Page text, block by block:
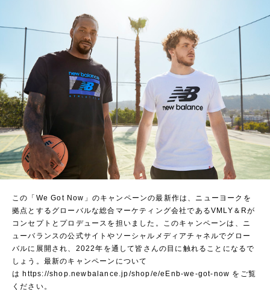
この「We Got Now」のキャンペーンの最新作は、ニューヨークを
拠点とするグローバルな総合マーケティング会社であるVMLY＆Rが
コンセプトとプロデュースを担いました。このキャンペーンは、ニ
ューバランスの公式サイトやソーシャルメディアチャネルでグロー
バルに展開され、2022年を通して皆さんの目に触れることになるで
しょう。最新のキャンペーンについて
は https://shop.newbalance.jp/shop/e/eEnb-we-got-now をご覧
ください。